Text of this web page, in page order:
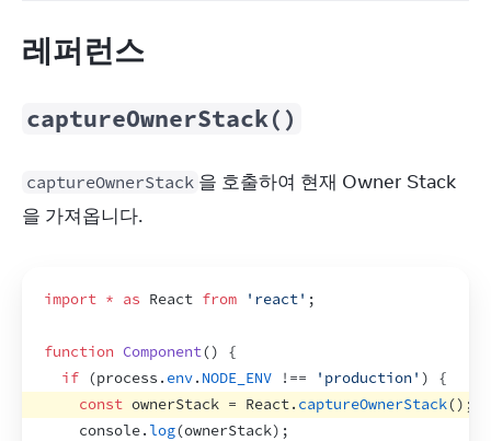
레퍼런스
captureOwnerStack()
captureOwnerStack 을 호출하여 현재 Owner Stack
을 가져옵니다.
import * as React from 'react' ;
function Component()
{
if (process . env. NODE_ENV !== 'production' )
{
const ownerStack = React. captureOwnerStack() ;
console. log(ownerStack) ;